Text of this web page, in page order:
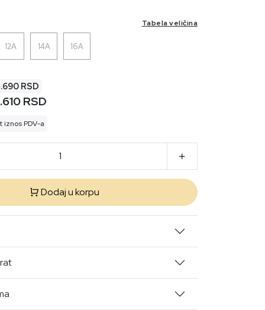
Tabela veličina
12A 14A 16A
RSD
RSD
iznos PDV-a
Dodaj u korpu